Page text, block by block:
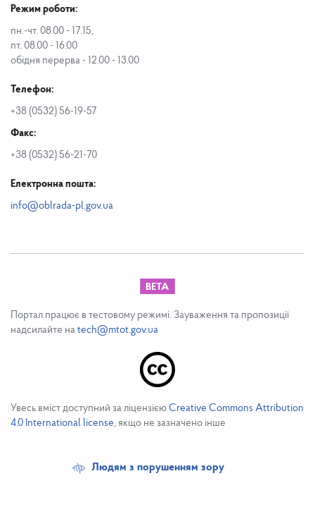
Режим роботи:
пн.-чт. 08.00 - 17.15,
пт. 08.00 - 16.00
обідня перерва - 12.00 - 13.00
Телефон:
+38 (0532) 56-19-57
Факс:
+38 (0532) 56-21-70
Електронна пошта:
info@oblrada-pl.gov.ua
Портал працює в тестовому режимі. Зауваження та пропозиції
надсилайте на tech@mtot.gov.ua
Увесь вміст доступний за ліцензією Creative Commons Attribution
4.0 International license, якщо не зазначено інше
Людям з порушенням зору